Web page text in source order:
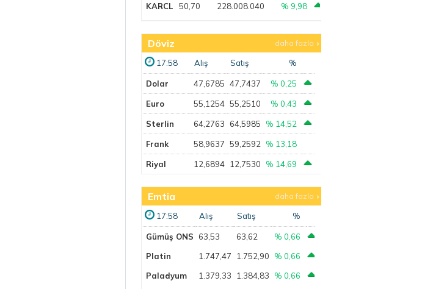
KARCL 50,70 228.008.040 % 9,98
Döviz daha fazla
17:58 Alış Satış %
Dolar 47,6785 47,7437 % 0,25
Euro 55,1254 55,2510 % 0,43
Sterlin 64,2763 64,5985 % 14,52
Frank 58,9637 59,2592 % 13,18
Riyal 12,6894 12,7530 % 14,69
Emtia daha fazla
17:58 Alış Satış %
Gümüş ONS 63,53 63,62
% 0,66
Platin
1.747,47 1.752,90
% 0,66
Paladyum
1.379,33 1.384,83
% 0,66